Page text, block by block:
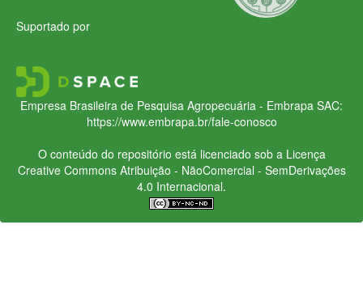
Suportado por
Empresa Brasileira de Pesquisa Agropecuária - Embrapa SAC:
https://www.embrapa.br/fale-conosco
O conteúdo do repositório está licenciado sob a Licença
Creative CommonsAtribuição - NãoComercial - SemDerivações
4.0 Internacional.